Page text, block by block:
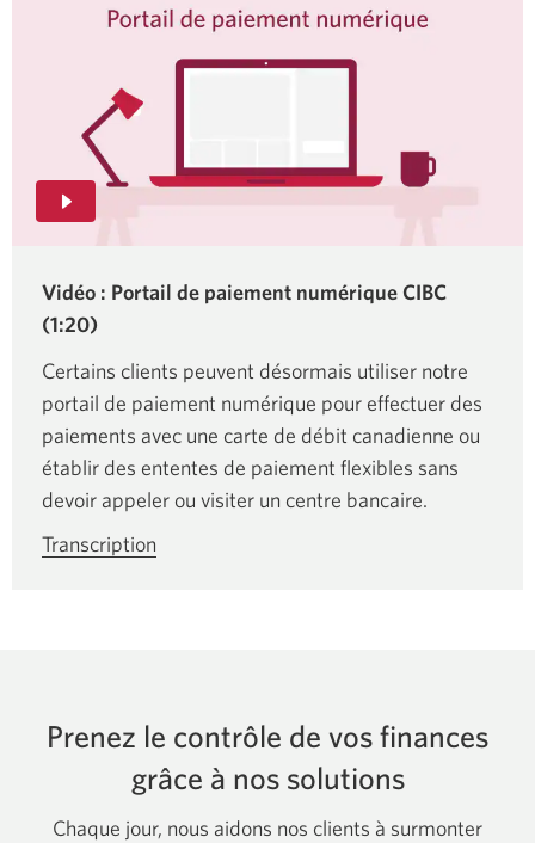
Vidéo : Portail de paiement numérique CIBC
(1:20)
Certains clients peuvent désormais utiliser notre
portail de paiement numérique pour effectuer des
paiements avec une carte de débit canadienne ou
établir des ententes de paiement flexibles sans
devoir appeler ou visiter un centre bancaire.
Transcription
Prenez le contrôle de vos finances
grâce à nos solutions
Chaque jour, nous aidons nos clients à surmonter